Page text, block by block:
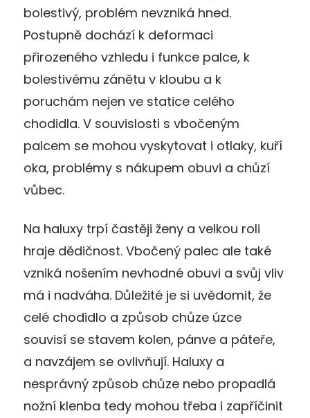
bolestivý, problém nevzniká hned.
Postupně dochází k deformaci
přirozeného vzhledu i funkce palce, k
bolestivému zánětu v kloubu a k
poruchám nejen ve statice celého
chodidla. V souvislosti s vbočeným
palcem se mohou vyskytovat i otlaky, kuří
oka, problémy s nákupem obuvi a chůzí
vůbec.
Na haluxy trpí častěji ženy a velkou roli
hraje dědičnost. Vbočený palec ale také
vzniká nošením nevhodné obuvi a svůj vliv
má i nadváha. Důležité je si uvědomit, že
celé chodidlo a způsob chůze úzce
souvisí se stavem kolen, pánve a páteře,
a navzájem se ovlivňují. Haluxy a
nesprávný způsob chůze nebo propadlá
nožní klenba tedy mohou třeba i zapříčinit